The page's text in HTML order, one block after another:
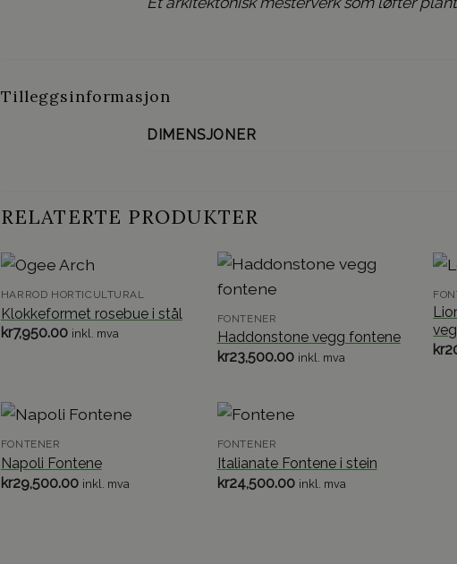
Tilleggsinformasjon
DIMENSJONER
RELATERTE PRODUKTER
HARROD HORTICULTURAL
Klokkeformet rosebue i stål
kr7,950.00 inkl. mva
FONTENER
Haddonstone vegg fontene
kr23,500.00 inkl. mva
kr
FONTENER
Napoli Fontene
kr29,500.00 inkl. mva
FONTENER
Italianate Fontene i stein
kr24,500.00 inkl. mva